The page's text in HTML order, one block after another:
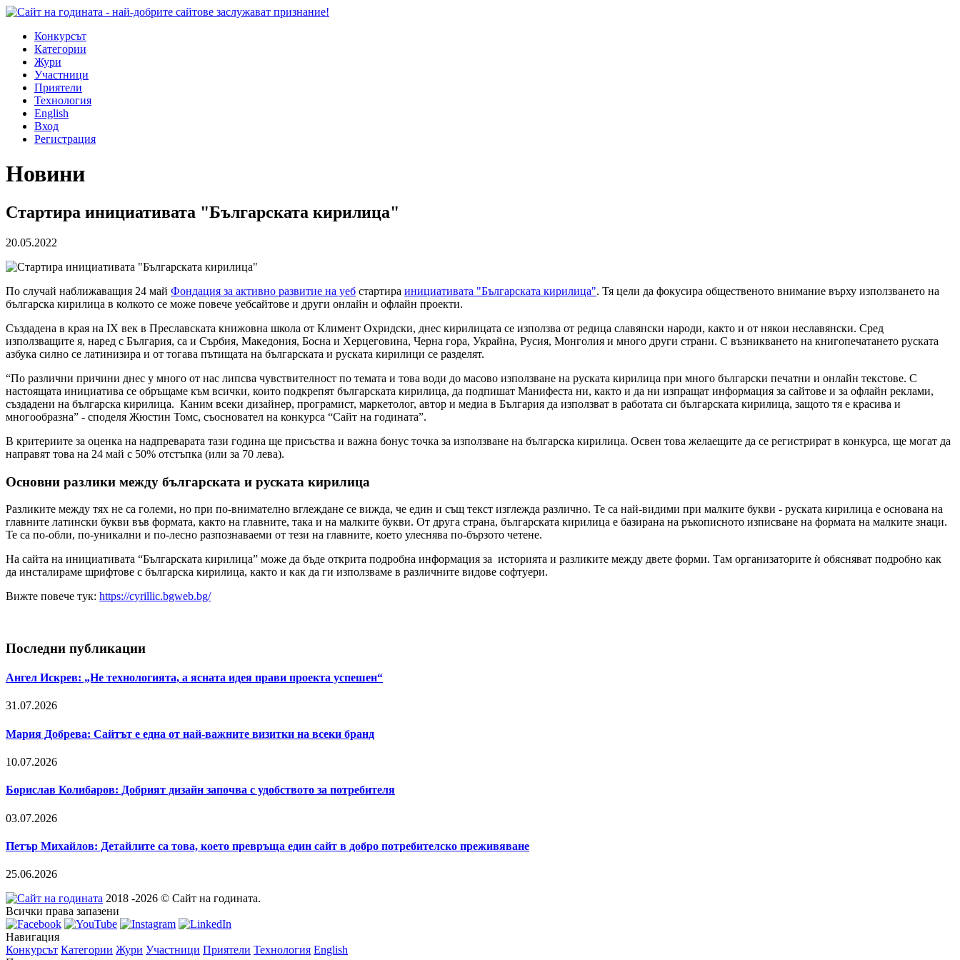
Конкурсът
Категории
Жури
Участници
Приятели
Технология
English
Вход
Регистрация
Новини
Стартира инициативата "Българската кирилица"
20.05.2022
По случай наближаващия 24 май Фондация за активно развитие на уеб стартира инициативата "Българската кирилица". Тя цели да фокусира общественото внимание върху използването на
българска кирилица в колкото се може повече уебсайтове и други онлайн и офлайн проекти.
Създадена в края на IX век в Преславската книжовна школа от Климент Охридски, днес кирилицата се използва от редица славянски народи, както и от някои неславянски. Сред
използващите я, наред с България, са и Сърбия, Македония, Босна и Херцеговина, Черна гора, Украйна, Русия, Монголия и много други страни. С възникването на книгопечатането руската
азбука силно се латинизира и от тогава пътищата на българската и руската кирилици се разделят.
“По различни причини днес у много от нас липсва чувствителност по темата и това води до масово използване на руската кирилица при много български печатни и онлайн текстове. С
настоящата инициатива се обръщаме към всички, които подкрепят българската кирилица, да подпишат Манифеста ни, както и да ни изпращат информация за сайтове и за офлайн реклами,
създадени на българска кирилица. Каним всеки дизайнер, програмист, маркетолог, автор и медиа в България да използват в работата си българската кирилица, защото тя е красива и
многообразна” - споделя Жюстин Томс, съосновател на конкурса “Сайт на годината”.
В критериите за оценка на надпреварата тази година ще присъства и важна бонус точка за използване на българска кирилица. Освен това желаещите да се регистрират в конкурса, ще могат да
направят това на 24 май с 50% отстъпка (или за 70 лева).
Основни разлики между българската и руската кирилица
Разликите между тях не са големи, но при по-внимателно вглеждане се вижда, че един и същ текст изглежда различно. Те са най-видими при малките букви - руската кирилица е основана на
главните латински букви във формата, както на главните, така и на малките букви. От друга страна, българската кирилица е базирана на ръкописното изписване на формата на малките знаци.
Те са по-обли, по-уникални и по-лесно разпознаваеми от тези на главните, което улеснява по-бързото четене.
На сайта на инициативата “Българската кирилица” може да бъде открита подробна информация за историята и разликите между двете форми. Там организаторите ѝ обясняват подробно как
да инсталираме шрифтове с българска кирилица, както и как да ги използваме в различните видове софтуери.
Вижте повече тук: https://cyrillic.bgweb.bg/
Последни публикации
Ангел Искрев: „Не технологията, а ясната идея прави проекта успешен“
31.07.2026
Мария Добрева: Сайтът е една от най-важните визитки на всеки бранд
10.07.2026
Борислав Колибаров: Добрият дизайн започва с удобството за потребителя
03.07.2026
Петър Михайлов: Детайлите са това, което превръща един сайт в добро потребителско преживяване
25.06.2026
2018 -2026 © Сайт на годината.
Всички права запазени
Навигация
Конкурсът Категории Жури Участници Приятели Технология English